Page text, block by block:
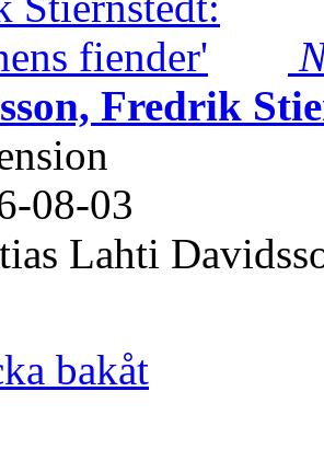
Fredrik
08-03
Lahti
bakåt